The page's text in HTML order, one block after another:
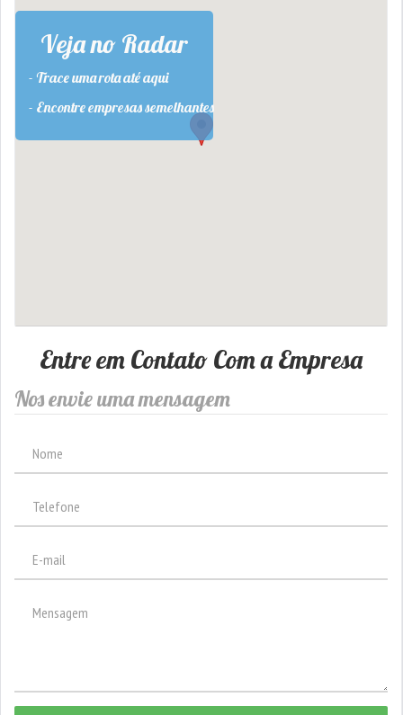
Veja no Radar
- Trace uma rota até aqui
- Encontre empresas semelhantes
Entre em Contato Com a Empresa
Nos envie uma mensagem